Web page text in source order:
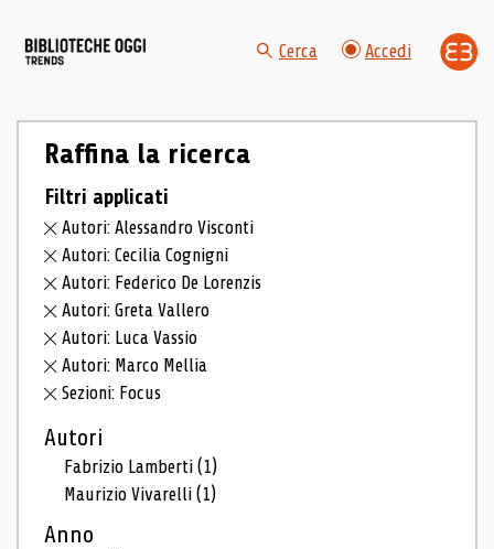
Cerca Accedi
Raffina la ricerca
Filtri applicati
Autori: Alessandro Visconti
Autori: Cecilia Cognigni
Autori: Federico De Lorenzis
Autori: Greta Vallero
Autori: Luca Vassio
Autori: Marco Mellia
Sezioni: Focus
Autori
Fabrizio Lamberti(1)
Maurizio Vivarelli(1)
Anno